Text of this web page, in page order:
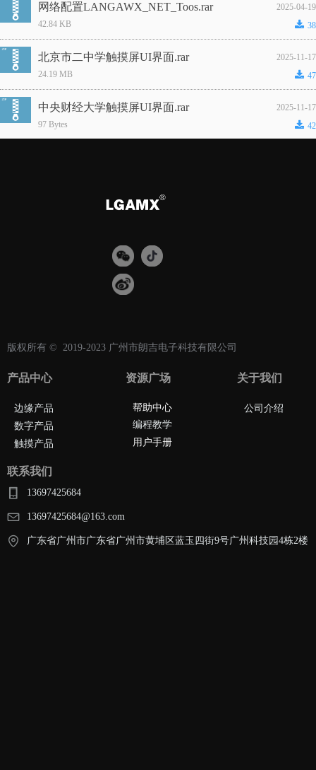
2025-04-19
网络配置LANGAWX_NET_Toos.rar
끂 38
42.84 KB
2025-11-17
北京市二中学触摸屏UI界面.rar
끂 47
24.19 MB
2025-11-17
中央财经大学触摸屏UI界面.rar
끂 42
97 Bytes
版权所有 ©  2019-2023 广州市朗吉电子科技有限公司
产品中心
边缘产品
数字产品
触摸产品
帮助中心
编程教学
用户手册
资源广场
公司介绍
关于我们
联系我们
13697425684
13697425684@163.com
广东省广州市广东省广州市黄埔区蓝玉四街9号广州科技园4栋2楼